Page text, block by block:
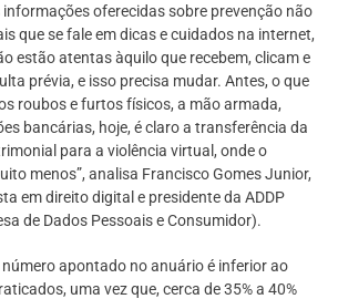
oferecidas sobre prevenção não
que se fale em dicas e cuidados na internet,
estão atentas àquilo que recebem, clicam e
prévia, e isso precisa mudar. Antes, o que
roubos e furtos físicos, a mão armada,
bancárias, hoje, é claro a transferência da
para a violência virtual, onde o
menos”, analisa Francisco Gomes Junior,
em direito digital e presidente da ADDP
de Dados Pessoais e Consumidor).
apontado no anuário é inferior ao
uma vez que, cerca de 35% a 40%